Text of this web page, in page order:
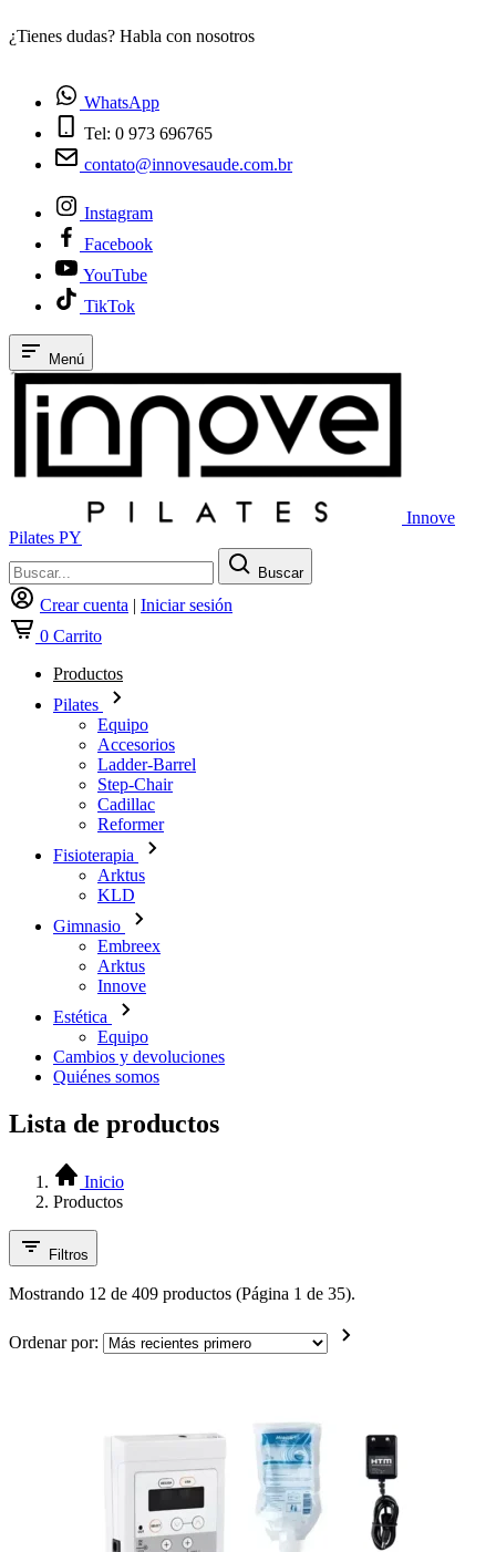
¿Tienes dudas? Habla con nosotros
WhatsApp
Tel: 0 973 696765
contato@innovesaude.com.br
Instagram
Facebook
YouTube
TikTok
Menú
Innove
Pilates PY
Buscar
Crear cuenta | Iniciar sesión
0 Carrito
Productos
Pilates
Equipo
Accesorios
Ladder-Barrel
Step-Chair
Cadillac
Reformer
Fisioterapia
Arktus
KLD
Gimnasio
Embreex
Arktus
Innove
Estética
Equipo
Cambios y devoluciones
Quiénes somos
Lista de productos
Inicio
Productos
Filtros
Mostrando 12 de 409 productos (Página 1 de 35).
Ordenar por: